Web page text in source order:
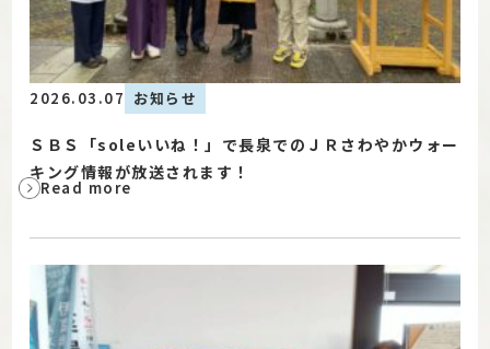
2026.03.07 お知らせ
ＳＢＳ「soleいいね！」で長泉でのＪＲさわやかウォー
キング情報が放送されます！
Read more